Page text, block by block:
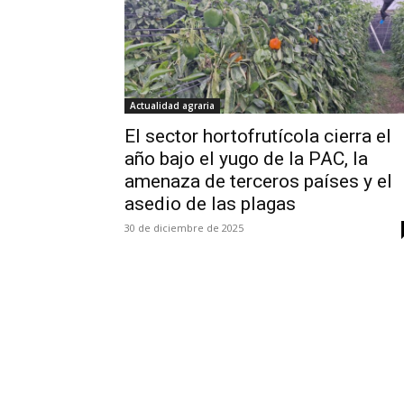
Actualidad agraria
El sector hortofrutícola cierra el
año bajo el yugo de la PAC, la
amenaza de terceros países y el
asedio de las plagas
30 de diciembre de 2025